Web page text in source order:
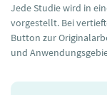
Jede Studie wird in
vorgestellt. Bei
Button zur
und